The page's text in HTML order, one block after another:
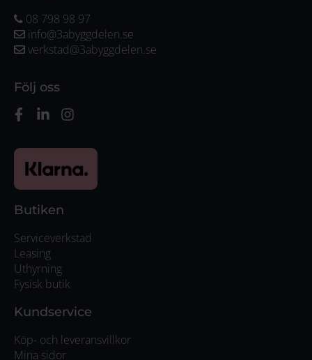
08 798 98 97
info@3abyggdelen.se
verkstad@3abyggdelen.se
Följ oss
Butiken
Serviceverkstad
Leasing
Uthyrning
Fysisk butik
Kundservice
Köp- och leveransvillkor
Mina sidor